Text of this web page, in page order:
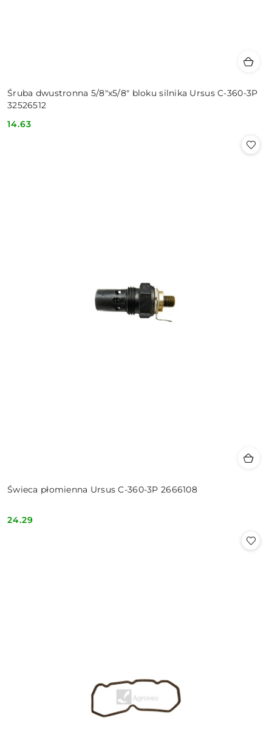
Śruba dwustronna 5/8ʺx5/8ʺ bloku silnika Ursus C-360-3P
32526512
Cena:
14.63
Świeca płomienna Ursus C-360-3P 2666108
Cena:
24.29